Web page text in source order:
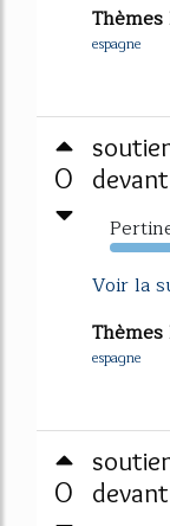
Thèmes
espagne
0
89%
Voir la
Thèmes
espagne
0